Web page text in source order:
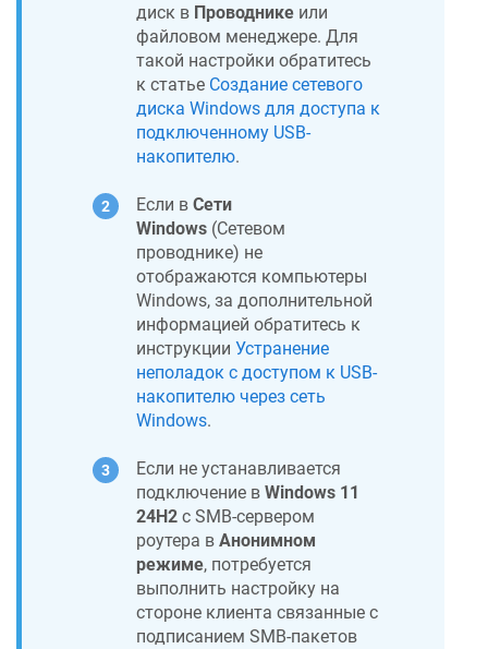
диск в Проводнике или
файловом менеджере. Для
такой настройки обратитесь
к статье Создание сетевого
диска Windows для доступа к
подключенному USB-
накопителю.
Если в Сети
Windows (Сетевом
проводнике) не
отображаются компьютеры
Windows, за дополнительной
информацией обратитесь к
инструкции Устранение
неполадок с доступом к USB-
накопителю через сеть
Windows.
Если не устанавливается
подключение в Windows 11
24H2 c SMB-сервером
роутера в Анонимном
режиме, потребуется
выполнить настройку на
стороне клиента связанные с
подписанием SMB-пакетов